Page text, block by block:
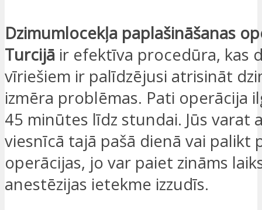
Dzimumlocekļa paplašināšanas
Turcijā ir efektīva procedūra, kas
vīriešiem ir palīdzējusi atrisināt
izmēra problēmas. Pati operācija
45 minūtes līdz stundai. Jūs varat
viesnīcā tajā pašā dienā vai palikt
operācijas, jo var paiet zināms
anestēzijas ietekme izzudīs.